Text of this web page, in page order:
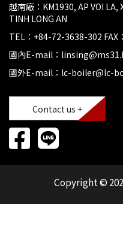
越南廠：KM1930, AP VOI LA,
TINH LONG AN
TEL：+84-72-3638-302
國內E-mail：
國外E-mail：lc-boiler@lc-
Contact us +
Copyright ©